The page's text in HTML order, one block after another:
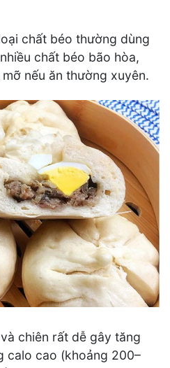
chất béo thường dùng
chất béo bão hòa,
nếu ăn thường xuyên.
chiên rất dễ gây tăng
calo cao (khoảng 200–